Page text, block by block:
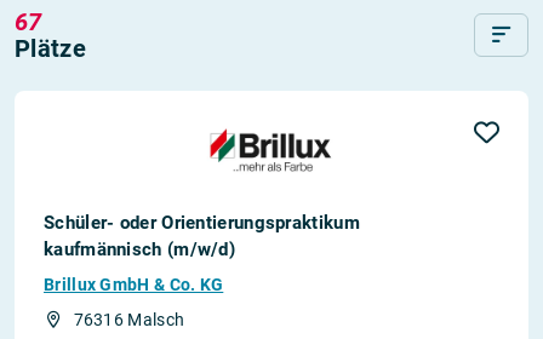
67
Plätze
Schüler- oder Orientierungspraktikum
kaufmännisch (m/w/d)
Brillux GmbH & Co. KG
76316 Malsch